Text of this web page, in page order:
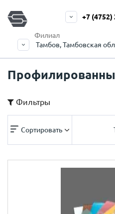
Филиал
Тамбов, Тамбовская
+7 (4752)
Фильтры
Сортировать